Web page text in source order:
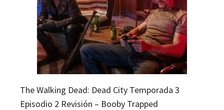
The Walking Dead: Dead City Temporada 3
Episodio 2 Revisión – Booby Trapped